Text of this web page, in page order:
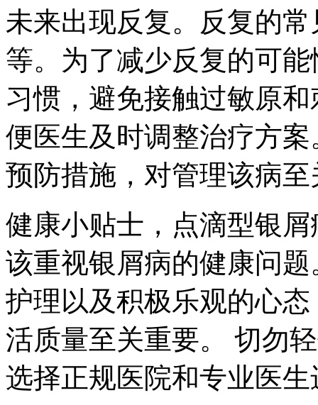
未来出现反复。反复的
等。为了减少反复的可
习惯，避免接触过敏原
便医生及时调整治疗方
预防措施，对管理该病
健康小贴士，点滴型银
该重视银屑病的健康问
护理以及积极乐观的心
活质量至关重要。 切勿
选择正规医院和专业医